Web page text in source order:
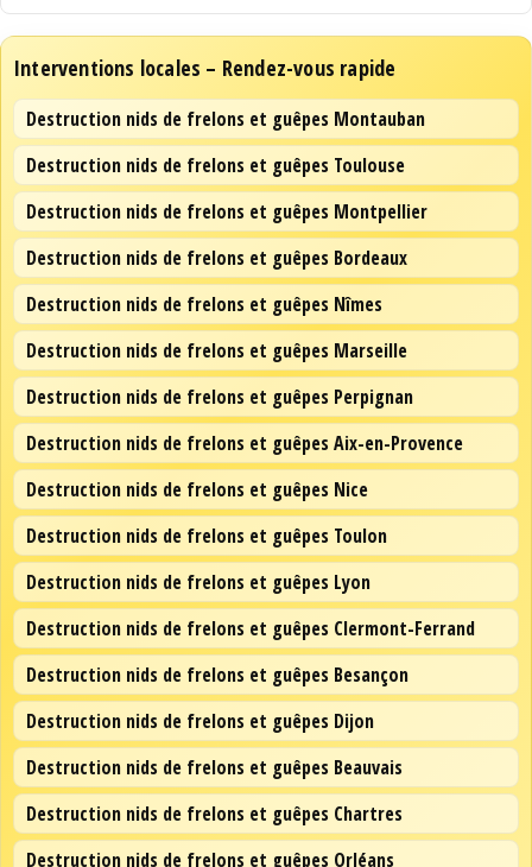
Interventions locales – Rendez-vous rapide
Destruction nids de frelons et guêpes Montauban
Destruction nids de frelons et guêpes Toulouse
Destruction nids de frelons et guêpes Montpellier
Destruction nids de frelons et guêpes Bordeaux
Destruction nids de frelons et guêpes Nîmes
Destruction nids de frelons et guêpes Marseille
Destruction nids de frelons et guêpes Perpignan
Destruction nids de frelons et guêpes Aix-en-Provence
Destruction nids de frelons et guêpes Nice
Destruction nids de frelons et guêpes Toulon
Destruction nids de frelons et guêpes Lyon
Destruction nids de frelons et guêpes Clermont-Ferrand
Destruction nids de frelons et guêpes Besançon
Destruction nids de frelons et guêpes Dijon
Destruction nids de frelons et guêpes Beauvais
Destruction nids de frelons et guêpes Chartres
Destruction nids de frelons et guêpes Orléans